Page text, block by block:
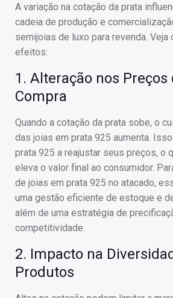
A variação na cotação da prata
cadeia de produção e
semijoias de luxo para revenda. Veja
efeitos:
1. Alteração nos Preços
Compra
Quando a cotação da prata sobe, o
das joias em prata 925 aumenta.
prata 925 a reajustar seus preços, o
eleva o valor final ao consumidor.
de joias em prata 925 no atacado,
uma gestão eficiente de estoque e
além de uma estratégia de
competitividade.
2. Impacto na
Produtos